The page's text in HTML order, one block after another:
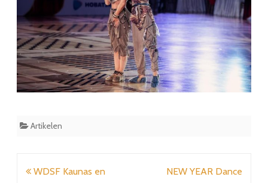
Artikelen
Bericht
WDSF Kaunas en
NEW YEAR Dance